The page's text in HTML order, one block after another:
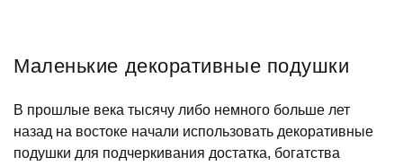
Маленькие декоративные подушки
В прошлые века тысячу либо немного больше лет
назад на востоке начали использовать декоративные
подушки для подчеркивания достатка, богатства